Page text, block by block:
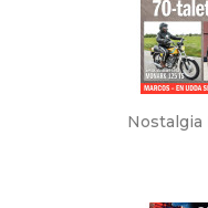
Nostalgia